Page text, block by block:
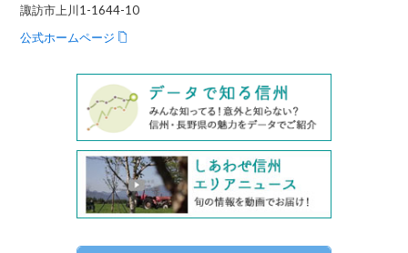
諏訪市上川1-1644-10
公式ホームページ